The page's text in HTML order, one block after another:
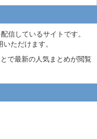
信しているサイトです。
ただけます。
で最新の人気まとめが閲覧